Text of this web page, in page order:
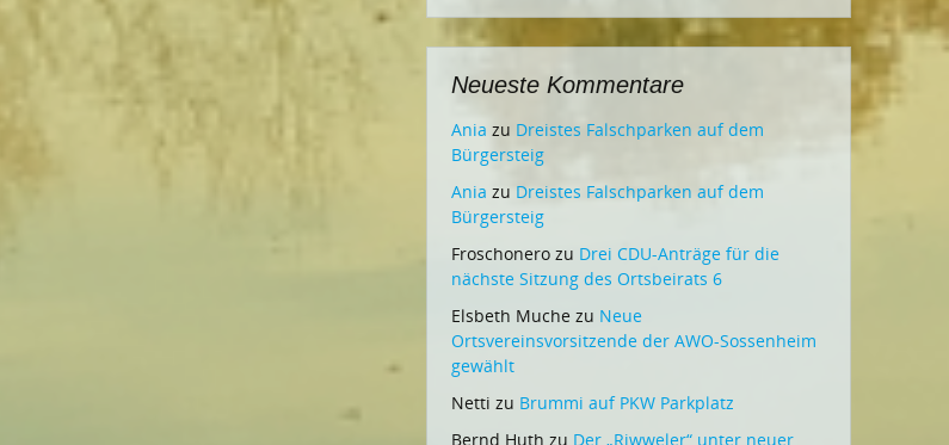
Neueste Kommentare
Ania zu Dreistes Falschparken auf dem
Bürgersteig
Ania zu Dreistes Falschparken auf dem
Bürgersteig
Froschonero zu Drei CDU-Anträge für die
nächste Sitzung des Ortsbeirats 6
Elsbeth Muche zu Neue
Ortsvereinsvorsitzende der AWO-Sossenheim
gewählt
Netti zu Brummi auf PKW Parkplatz
Bernd Huth zu Der „Riwweler“ unter neuer